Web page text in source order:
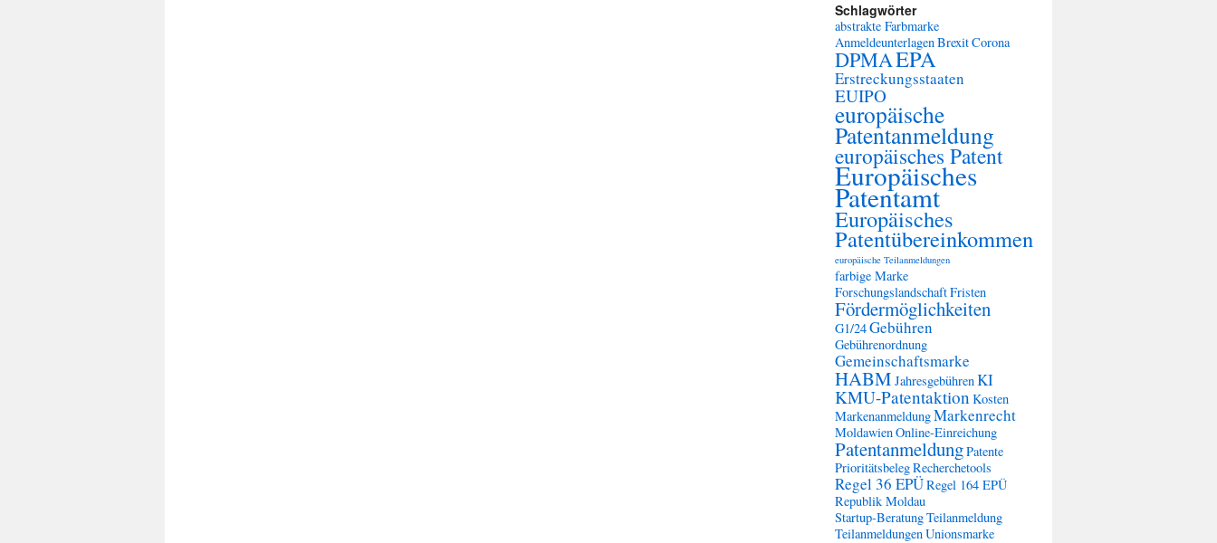
Schlagwörter
abstrakte Farbmarke
AnmeldeunterlagenBrexitCorona
DPMAEPA
Erstreckungsstaaten
EUIPO
europäische
Patentanmeldung
europäisches Patent
Europäisches
Patentamt
Europäisches
Patentübereinkommen
europäische Teilanmeldungen
farbige Marke
ForschungslandschaftFristen
Fördermöglichkeiten
G1/24Gebühren
Gebührenordnung
Gemeinschaftsmarke
HABM JahresgebührenKI
KMU-Patentaktion Kosten
MarkenanmeldungMarkenrecht
MoldawienOnline-Einreichung
PatentanmeldungPatente
PrioritätsbelegRecherchetools
Regel 36 EPÜRegel 164 EPÜ
Republik Moldau
Startup-BeratungTeilanmeldung
TeilanmeldungenUnionsmarke